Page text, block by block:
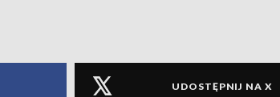
UDOSTĘPNIJ NA X